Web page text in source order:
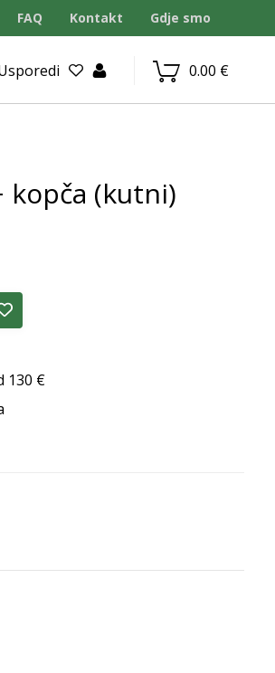
FAQ Kontakt Gdje smo
0.00 €
kopča (kutni)
130 €